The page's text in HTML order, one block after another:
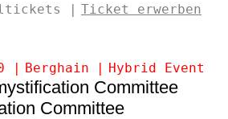
Ticket erwerben
Berghain Hybrid Event
Committee
Committee